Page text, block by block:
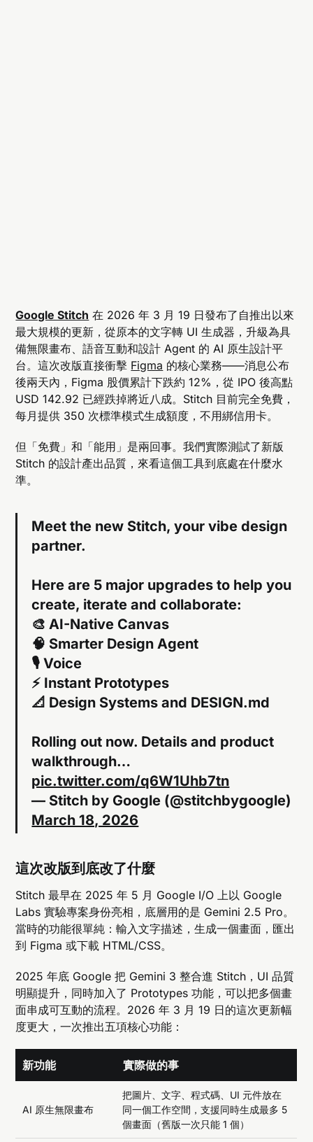
Google Stitch 在 2026 年 3 月 19 日發布了自推出以來
最大規模的更新，從原本的文字轉 UI 生成器，升級為具
備無限畫布、語音互動和設計 Agent 的 AI 原生設計平
台。這次改版直接衝擊 Figma 的核心業務——消息公布
後兩天內，Figma 股價累計下跌約 12%，從 IPO 後高點
USD 142.92 已經跌掉將近八成。Stitch 目前完全免費，
每月提供 350 次標準模式生成額度，不用綁信用卡。
但「免費」和「能用」是兩回事。我們實際測試了新版
Stitch 的設計產出品質，來看這個工具到底處在什麼水
準。
Meet the new Stitch, your vibe design
partner.
Here are 5 major upgrades to help you
create, iterate and collaborate:
🎨 AI-Native Canvas
🧠 Smarter Design Agent
🎙️ Voice
⚡️ Instant Prototypes
📐 Design Systems and DESIGN.md
Rolling out now. Details and product
walkthrough…
pic.twitter.com/q6W1Uhb7tn
— Stitch by Google (@stitchbygoogle)
March 18, 2026
這次改版到底改了什麼
Stitch 最早在 2025 年 5 月 Google I/O 上以 Google
Labs 實驗專案身份亮相，底層用的是 Gemini 2.5 Pro。
當時的功能很單純：輸入文字描述，生成一個畫面，匯出
到 Figma 或下載 HTML/CSS。
2025 年底 Google 把 Gemini 3 整合進 Stitch，UI 品質
明顯提升，同時加入了 Prototypes 功能，可以把多個畫
面串成可互動的流程。2026 年 3 月 19 日的這次更新幅
度更大，一次推出五項核心功能：
新功能 實際做的事
AI 原生無限畫布
把圖片、文字、程式碼、UI 元件放在
同一個工作空間，支援同時生成最多 5
個畫面（舊版一次只能 1 個）